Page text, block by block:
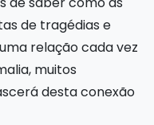
de tragédias e
relação cada vez
muitos
desta conexão